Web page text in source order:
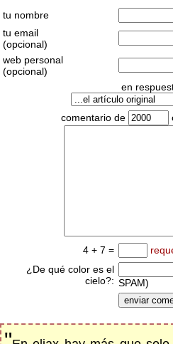
tu nombre
tu email
(opcional)
web personal
(opcional)
en
comentario de
4 + 7 =
¿De qué color es el
cielo?: SPAM)